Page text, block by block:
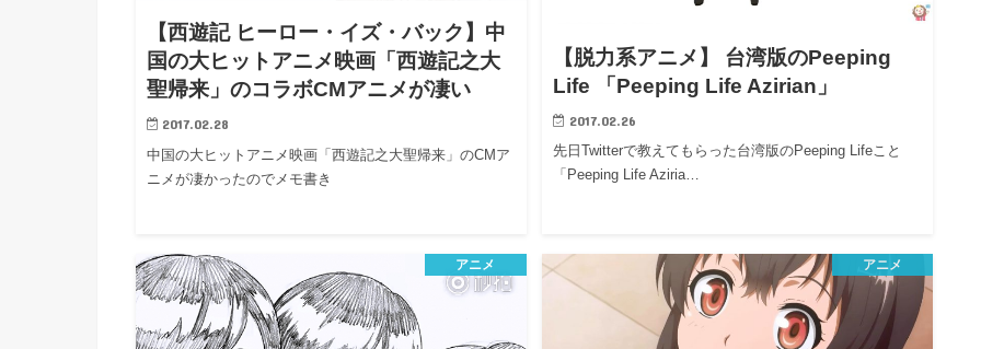
【西遊記 ヒーロー・イズ・バック】中
国の大ヒットアニメ映画「西遊記之大
聖帰来」のコラボCMアニメが凄い
2017.02.28
中国の大ヒットアニメ映画「西遊記之大聖帰来」のCMア
ニメが凄かったのでメモ書き
【脱力系アニメ】 台湾版のPeeping
Life 「Peeping Life Azirian」
2017.02.26
先日Twitterで教えてもらった台湾版のPeeping Lifeこと
「Peeping Life Aziria…
アニメ アニメ